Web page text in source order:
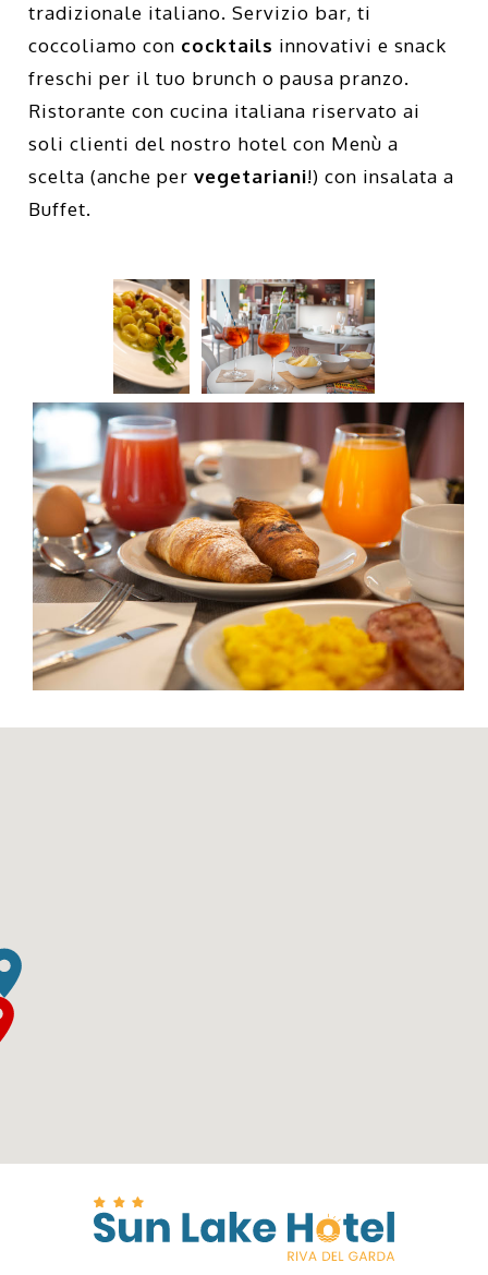
tradizionale italiano. Servizio bar, ti
coccoliamo con cocktails innovativi e snack
freschi per il tuo brunch o pausa pranzo.
Ristorante con cucina italiana riservato ai
soli clienti del nostro hotel con Menù a
scelta (anche pervegetariani!) con insalata a
Buffet.